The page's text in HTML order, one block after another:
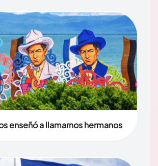
enseñó a llamarnos hermanos